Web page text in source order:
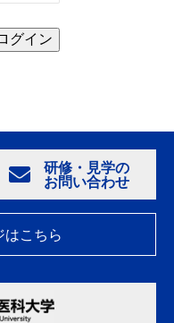
研修・見学の
お問い合わせ
こちら